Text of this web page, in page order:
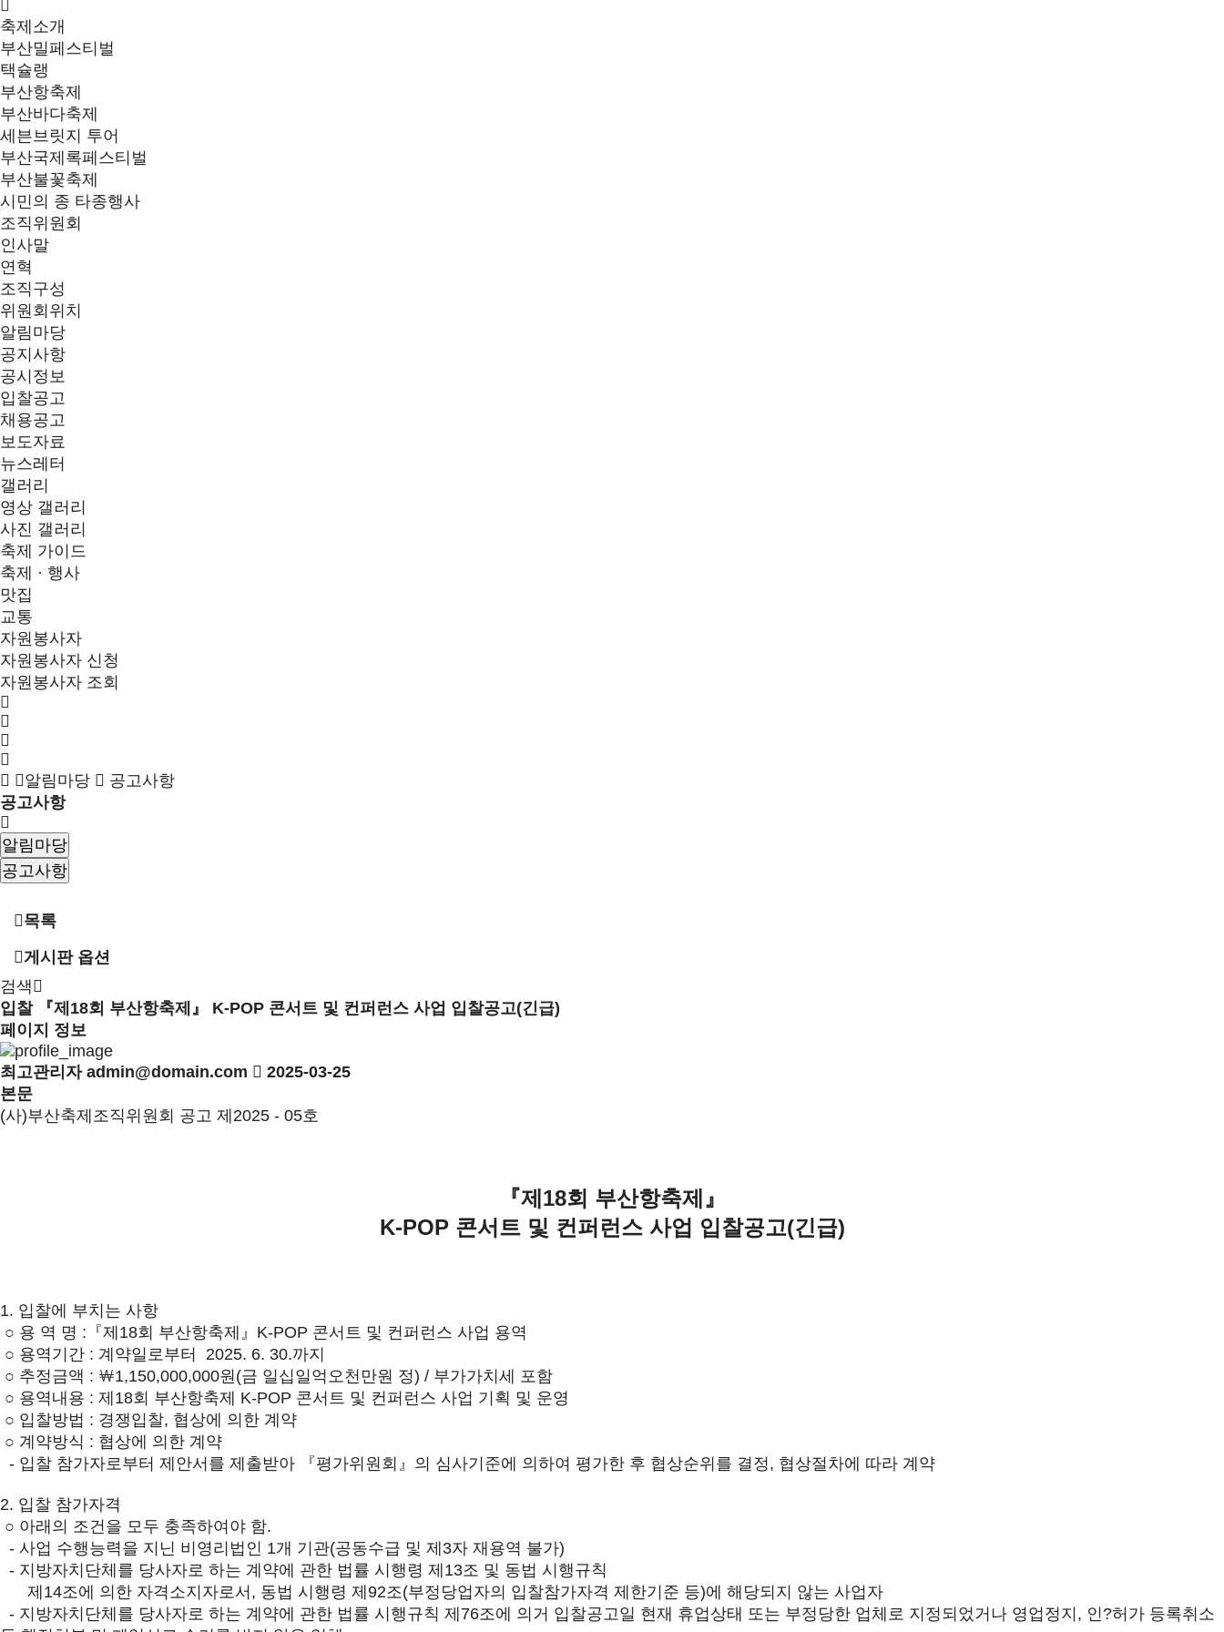
축제소개
부산밀페스티벌
택슐랭
부산항축제
부산바다축제
세븐브릿지 투어
부산국제록페스티벌
부산불꽃축제
시민의 종 타종행사
조직위원회
인사말
연혁
조직구성
위원회위치
알림마당
공지사항
공시정보
입찰공고
채용공고
보도자료
뉴스레터
갤러리
영상 갤러리
사진 갤러리
축제 가이드
축제 · 행사
맛집
교통
자원봉사자
자원봉사자 신청
자원봉사자 조회
알림마당
공고사항
공고사항
알림마당
공고사항
목록
게시판 옵션
검색
입찰
『제18회 부산항축제』 K-POP 콘서트 및 컨퍼런스 사업 입찰공고(긴급)
페이지 정보
최고관리자 admin@domain.com
2025-03-25
본문
(사)부산축제조직위원회 공고 제2025 - 05호
『제18회 부산항축제』
K-POP 콘서트 및 컨퍼런스 사업 입찰공고(긴급)
1. 입찰에 부치는 사항
○ 용 역 명 :『제18회 부산항축제』K-POP 콘서트 및 컨퍼런스 사업 용역
○ 용역기간 : 계약일로부터 2025. 6. 30.까지
○ 추정금액 : ￦1,150,000,000원(금 일십일억오천만원 정) / 부가가치세 포함
○ 용역내용 : 제18회 부산항축제 K-POP 콘서트 및 컨퍼런스 사업 기획 및 운영
○ 입찰방법 : 경쟁입찰, 협상에 의한 계약
○ 계약방식 : 협상에 의한 계약
- 입찰 참가자로부터 제안서를 제출받아 『평가위원회』의 심사기준에 의하여 평가한 후 협상순위를 결정, 협상절차에 따라 계약
2. 입찰 참가자격
○ 아래의 조건을 모두 충족하여야 함.
- 사업 수행능력을 지닌 비영리법인 1개 기관(공동수급 및 제3자 재용역 불가)
- 지방자치단체를 당사자로 하는 계약에 관한 법률 시행령 제13조 및 동법 시행규칙
제14조에 의한 자격소지자로서, 동법 시행령 제92조(부정당업자의 입찰참가자격 제한기준 등)에 해당되지 않는 사업자
- 지방자치단체를 당사자로 하는 계약에 관한 법률 시행규칙 제76조에 의거 입찰공고일 현재 휴업상태 또는 부정당한 업체로 지정되었거나 영업정지, 인?허가 등록취소